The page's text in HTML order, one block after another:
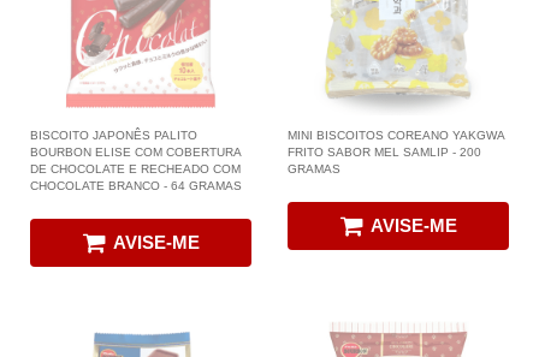
BISCOITO JAPONÊS PALITO
BOURBON ELISE COM COBERTURA
DE CHOCOLATE E RECHEADO COM
CHOCOLATE BRANCO - 64 GRAMAS
AVISE-ME
MINI BISCOITOS COREANO YAKGWA
FRITO SABOR MEL SAMLIP - 200
GRAMAS
AVISE-ME